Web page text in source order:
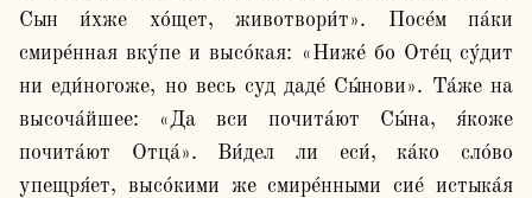
Сын и́хже хо́щет, животвори́т». Посе́м па́ки
смире́нная вку́пе и высо́кая: «Ниже́ бо Оте́ц су́дит
ни еди́ногоже, но весь суд даде́ Сы́нови». Та́же на
высоча́йшее: «Да вси почита́ют Сы́на, я́коже
почита́ют Отца́». Ви́дел ли еси́, ка́ко сло́во
упещря́ет, высо́кими же смире́нными сие́ истыка́я